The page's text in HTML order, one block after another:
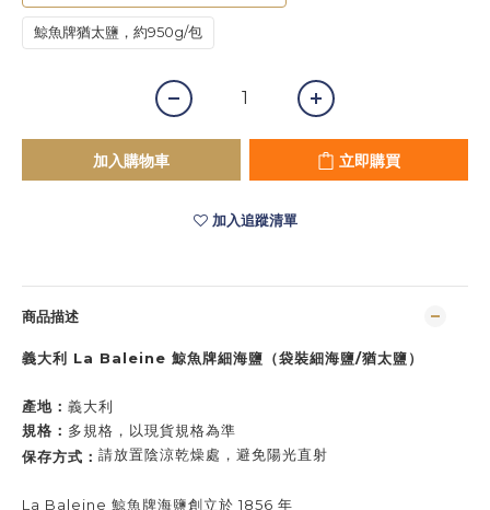
鯨魚牌猶太鹽，約950g/包
加入購物車 立即購買
加入追蹤清單
商品描述
義大利 La Baleine 鯨魚牌細海鹽（袋裝細海鹽/猶太鹽）
產地： 義大利
規格： 多規格， 以現貨規格為準
保存方式： 請放置陰涼乾燥處，避免陽光直射
La Baleine 鯨魚牌海鹽創立於 1856 年